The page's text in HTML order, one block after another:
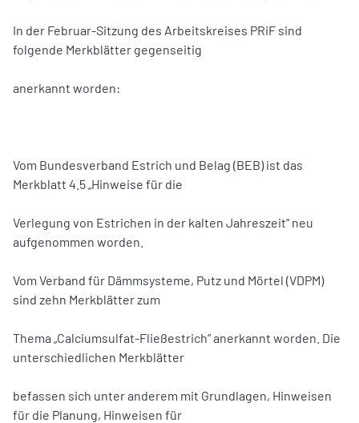
In der Februar-Sitzung des Arbeitskreises PRiF sind
folgende Merkblätter gegenseitig
anerkannt worden:
Vom Bundesverband Estrich und Belag (BEB) ist das
Merkblatt 4.5 „Hinweise für die
Verlegung von Estrichen in der kalten Jahreszeit“ neu
aufgenommen worden.
Vom Verband für Dämmsysteme, Putz und Mörtel (VDPM)
sind zehn Merkblätter zum
Thema „Calciumsulfat-Fließestrich“ anerkannt worden. Die
unterschiedlichen Merkblätter
befassen sich unter anderem mit Grundlagen, Hinweisen
für die Planung, Hinweisen für